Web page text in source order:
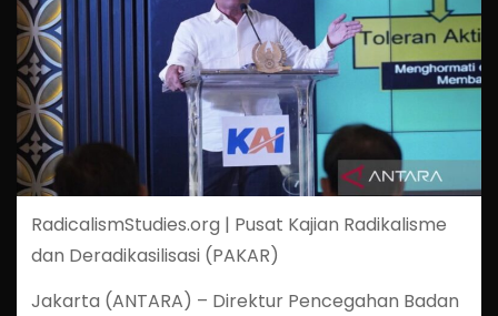
RadicalismStudies.org | Pusat Kajian Radikalisme
dan Deradikasilisasi (PAKAR)
Jakarta (ANTARA) – Direktur Pencegahan Badan